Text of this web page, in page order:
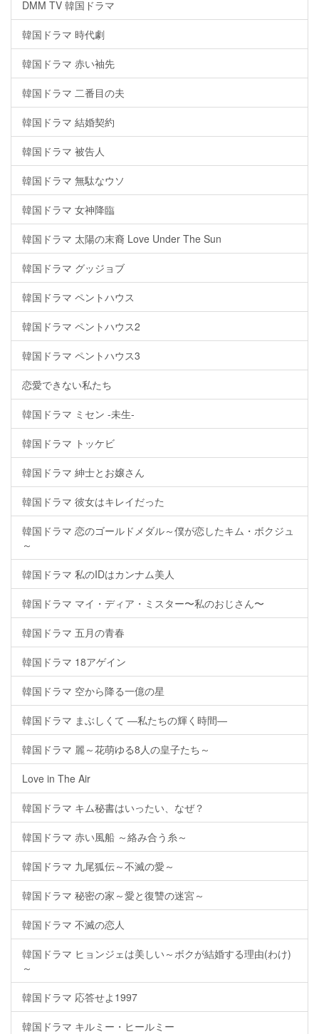
DMM TV 韓国ドラマ
韓国ドラマ 時代劇
韓国ドラマ 赤い袖先
韓国ドラマ 二番目の夫
韓国ドラマ 結婚契約
韓国ドラマ 被告人
韓国ドラマ 無駄なウソ
韓国ドラマ 女神降臨
韓国ドラマ 太陽の末裔 Love Under The Sun
韓国ドラマ グッジョブ
韓国ドラマ ペントハウス
韓国ドラマ ペントハウス2
韓国ドラマ ペントハウス3
恋愛できない私たち
韓国ドラマ ミセン -未生-
韓国ドラマ トッケビ
韓国ドラマ 紳士とお嬢さん
韓国ドラマ 彼女はキレイだった
韓国ドラマ 恋のゴールドメダル～僕が恋したキム・ボクジュ
～
韓国ドラマ 私のIDはカンナム美人
韓国ドラマ マイ・ディア・ミスター〜私のおじさん〜
韓国ドラマ 五月の青春
韓国ドラマ 18アゲイン
韓国ドラマ 空から降る一億の星
韓国ドラマ まぶしくて ―私たちの輝く時間―
韓国ドラマ 麗～花萌ゆる8人の皇子たち～
Love in The Air
韓国ドラマ キム秘書はいったい、なぜ？
韓国ドラマ 赤い風船 ～絡み合う糸～
韓国ドラマ 九尾狐伝～不滅の愛～
韓国ドラマ 秘密の家～愛と復讐の迷宮～
韓国ドラマ 不滅の恋人
韓国ドラマ ヒョンジェは美しい～ボクが結婚する理由(わけ)
～
韓国ドラマ 応答せよ1997
韓国ドラマ キルミー・ヒールミー